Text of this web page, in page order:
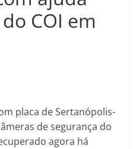
COI em
placa de Sertanópolis-
de segurança do
agora há